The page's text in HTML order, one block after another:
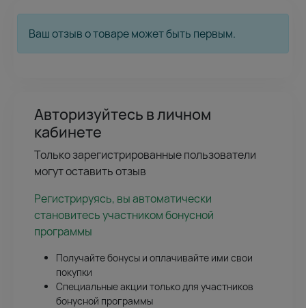
Ваш отзыв о товаре может быть первым.
Авторизуйтесь в личном
кабинете
Только зарегистрированные пользователи
могут оставить отзыв
Регистрируясь, вы автоматически
становитесь участником бонусной
программы
Получайте бонусы и оплачивайте ими свои
покупки
Специальные акции только для участников
бонусной программы